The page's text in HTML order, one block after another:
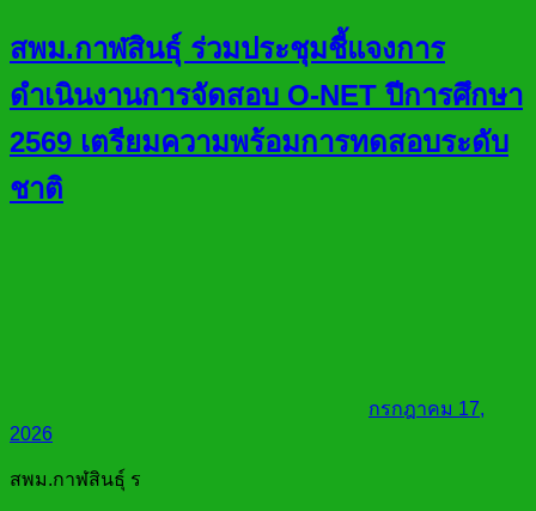
สพม.กาฬสินธุ์ ร่วมประชุมชี้แจงการ
ดำเนินงานการจัดสอบ O-NET ปีการศึกษา
2569 เตรียมความพร้อมการทดสอบระดับ
ชาติ
กรกฎาคม 17,
2026
สพม.กาฬสินธุ์ ร